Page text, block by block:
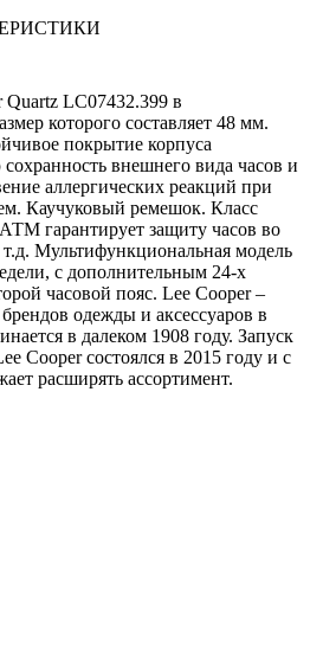
LC07432.399 в
которого составляет 48 мм.
покрытие корпуса
внешнего вида часов и
аллергических реакций при
Каучуковый ремешок. Класс
гарантирует защиту часов во
Мультифункциональная модель
с дополнительным 24-х
часовой пояс. Lee Cooper –
одежды и аксессуаров в
в далеком 1908 году. Запуск
Cooper состоялся в 2015 году и с
расширять ассортимент.